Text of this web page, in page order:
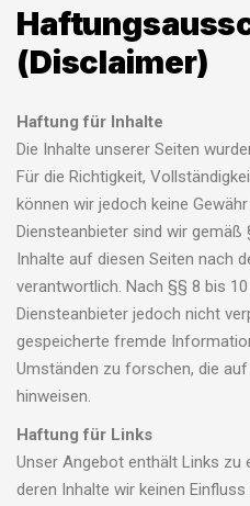
(Disclaimer)
Haftung für Inhalte
Die Inhalte unserer Seiten
Für die Richtigkeit,
können wir jedoch keine
Diensteanbieter sind wir gemäß
Inhalte auf diesen Seiten nach
verantwortlich. Nach §§ 8 bis
Diensteanbieter jedoch nicht
gespeicherte fremde
Umständen zu forschen, die
hinweisen.
Haftung für Links
Unser Angebot enthält Links zu
deren Inhalte wir keinen